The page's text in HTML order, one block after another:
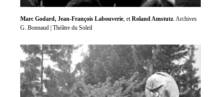
Marc Godard, Jean-François Labouverie , etRoland Amstutz . Archives
G. Bonnaud | Théâtre du Soleil